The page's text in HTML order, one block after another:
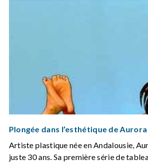
Plongée dans l’esthétique de Aurora
Artiste plastique née en Andalousie,
juste 30 ans. Sa première série de